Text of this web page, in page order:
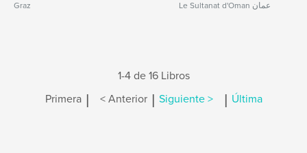
Graz Le Sultanat d'Oman عمان
1-4 de 16 Libros
Primera | < Anterior | Siguiente > | Última